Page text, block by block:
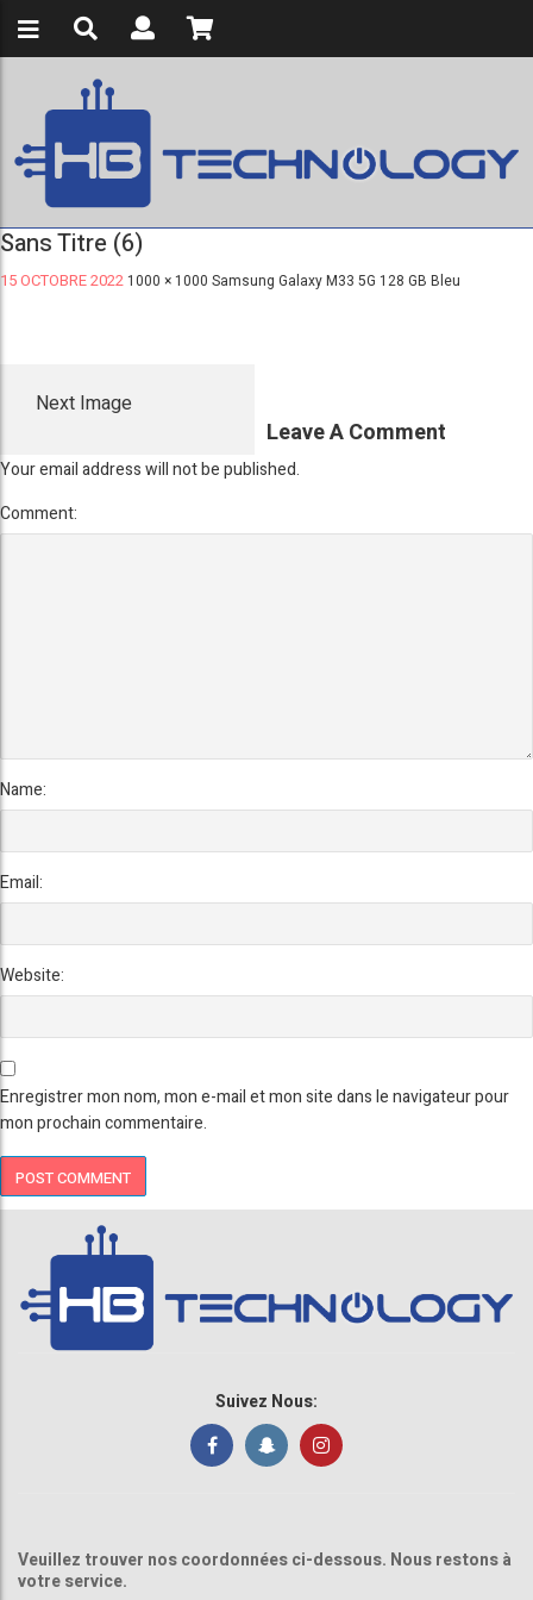
Sans Titre (6)
15 OCTOBRE 2022 1000 × 1000 Samsung Galaxy M33 5G 128 GB Bleu
Next Image
Leave A Comment
Your email address will not be published.
Comment:
Name:
Email:
Website:
Enregistrer mon nom, mon e-mail et mon site dans le navigateur pour
mon prochain commentaire.
Suivez Nous:
Veuillez trouver nos coordonnées ci-dessous. Nous restons à
votre service.